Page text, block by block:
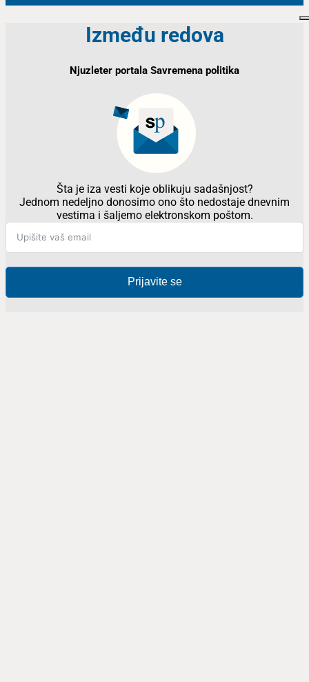
Između redova
Njuzleter portala Savremena politika
Šta je iza vesti koje oblikuju sadašnjost?
Jednom nedeljno donosimo ono što nedostaje dnevnim
vestima i šaljemo elektronskom poštom.
Prijavite se